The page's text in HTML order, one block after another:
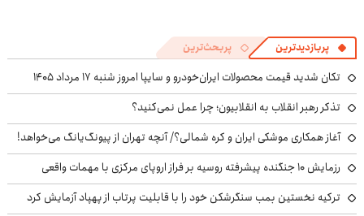
پربازدیدترین پربحث‌ترین
تکان شدید قیمت محصولات ایران‌خودرو و سایپا امروز شنبه ۱۷ مرداد ۱۴۰۵
تذکر رهبر انقلاب به انقلابیون؛ چرا عمل نمی‌کنید؟
آغاز همکاری موشکی ایران و کره شمالی؟/ آنچه تهران از پیونگ‌یانگ می‌خواهد!
رزمایش ۱۰ جنگنده پیشرفته روسیه بر فراز اروپای مرکزی با مهمات واقعی
ترکیه نخستین بمب سنگرشکن خود را با قابلیت پرتاب از پهپاد آزمایش کرد